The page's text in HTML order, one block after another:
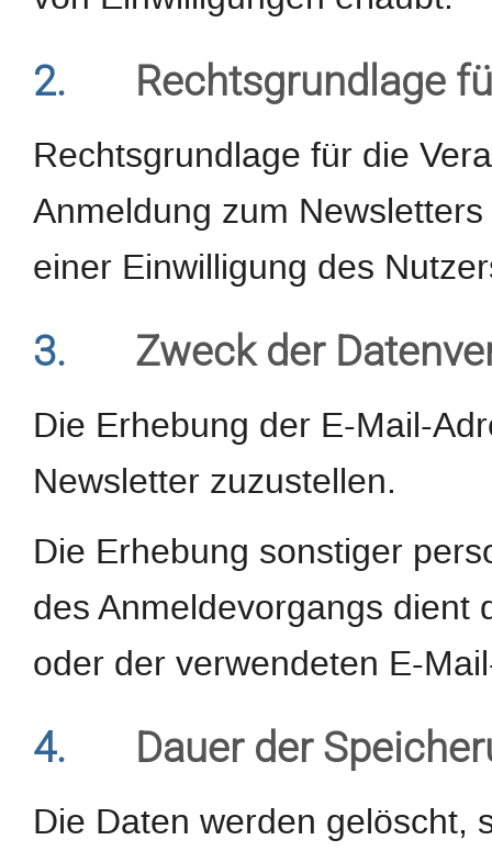
2. Rechtsgrundlage
Rechtsgrundlage für die
Anmeldung zum
einer Einwilligung des
3. Zweck der
Die Erhebung der E-Mail-
Newsletter zuzustellen.
Die Erhebung sonstiger
des Anmeldevorgangs dient
oder der verwendeten E-
4. Dauer der
Die Daten werden gelöscht,